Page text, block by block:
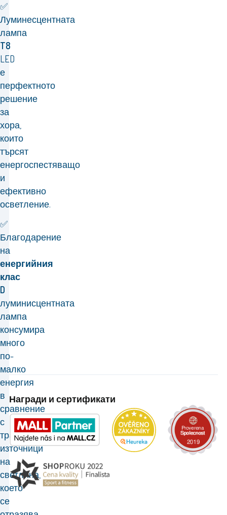
✅
Луминесцентната
лампа
T8
LED
е
перфектното
решение
за
хора,
които
търсят
енергоспестяващо
и
ефективно
осветление.
✅
Благодарение
на
енергийния
клас
D
луминисцентната
лампа
консумира
много
по-
малко
енергия
в
сравнение
с
традиционните
източници
на
светлина,
което
се
Награди и сертификати